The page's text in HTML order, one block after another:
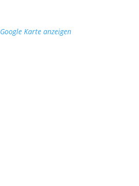
Google Karte anzeigen